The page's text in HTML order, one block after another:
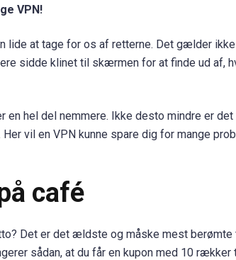
VPN!
lide at tage for os af retterne. Det gælder
sidde klinet til skærmen for at finde ud af,
en hel del nemmere. Ikke desto mindre er
vil en VPN kunne spare dig for mange
café
Det er det ældste og måske mest
sådan, at du får en kupon med 10 rækker